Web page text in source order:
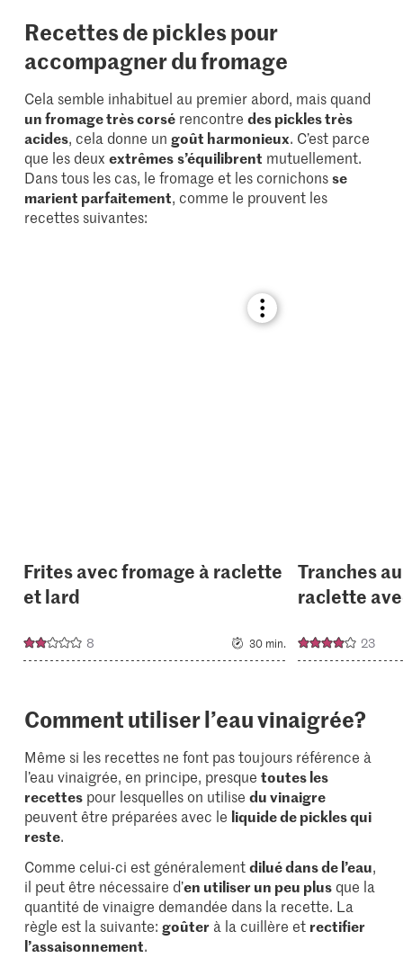
Recettes de pickles pour
accompagner du fromage
Cela semble inhabituel au premier abord, mais quand
un fromage très corsé rencontredes pickles très
acides, cela donne ungoût harmonieux. C’est parce
que les deuxextrêmess’équilibrent mutuellement.
Dans tous les cas, le fromage et les cornichonsse
marient parfaitement, comme le prouvent les
recettes suivantes:
Bookmark
recipe
Frites avec fromage à raclette
et lard
8 30 min.
Tranches
raclette
23
Comment utiliser l’eau vinaigrée?
Même si les recettes ne font pas toujours référence à
l’eau vinaigrée, en principe, presquetoutes les
recettes pour lesquelles on utilisedu vinaigre
peuvent être préparées avec le liquide de pickles qui
reste.
Comme celui-ci est généralementdilué dans de l’eau,
il peut être nécessaire d’en utiliser un peu plus que la
quantité de vinaigre demandée dans la recette. La
règle est la suivante:goûter à la cuillère et rectifier
l’assaisonnement.